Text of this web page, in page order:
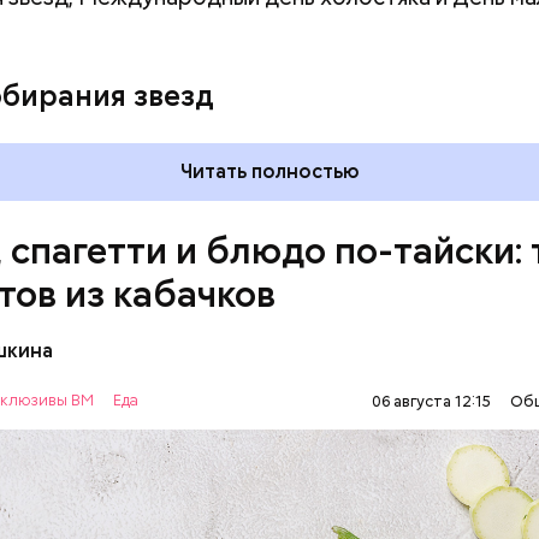
звезд
Читать полностью
спагетти и блюдо по-тайски:
из кабачков
ВМ Еда 06 августа 12:15
ОВОЩИ РЕЦЕПТЫ